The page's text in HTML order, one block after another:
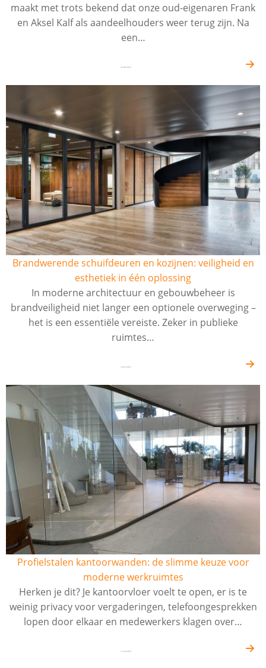
maakt met trots bekend dat onze oud-eigenaren Frank
en Aksel Kalf als aandeelhouders weer terug zijn. Na
een…
25-08-2025
Brandwerende schuifdeuren en kozijnen: veiligheid en
esthetiek in één oplossing
In moderne architectuur en gebouwbeheer is
brandveiligheid niet langer een optionele overweging –
het is een essentiële vereiste. Zeker in publieke
ruimtes…
14-07-2025
Profielstalen kantoorwanden: de slimme keuze voor
moderne werkruimtes
Herken je dit? Je kantoorvloer voelt te open, er is te
weinig privacy voor vergaderingen, telefoongesprekken
lopen door elkaar en medewerkers klagen over…
11-03-2025